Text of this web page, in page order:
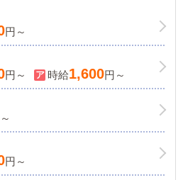
業と変らない待遇！
/寮あり/各種手当あり/
円～
円～ 時給1,600円～
円～